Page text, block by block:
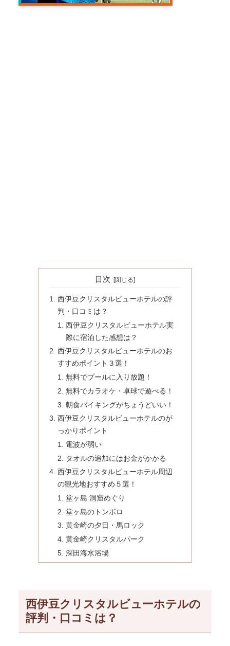
目次
西伊豆クリスタルビューホテルの評
判・口コミは？
西伊豆クリスタルビューホテル実
際に宿泊した感想は？
西伊豆クリスタルビューホテルのお
すすめポイント３選！
無料でプールに入り放題！
無料でカラオケ・卓球で遊べる！
朝食バイキングがちょうどいい！
西伊豆クリスタルビューホテルのが
っかりポイント
電波が弱い
タオルの追加にはお金がかかる
西伊豆クリスタルビューホテル周辺
の観光地おすすめ５選！
堂ヶ島 洞窟めぐり
堂ヶ島のトンボロ
黄金崎の夕日・馬ロック
黄金崎クリスタルパーク
深田海水浴場
西伊豆クリスタルビューホテルの
評判・口コミは？